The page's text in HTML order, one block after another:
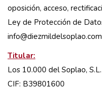
oposición, acceso,
Ley de Protección de
info@diezmildelsoplao.com
Titular:
Los 10.000 del Soplao, S.L.
CIF: B39801600